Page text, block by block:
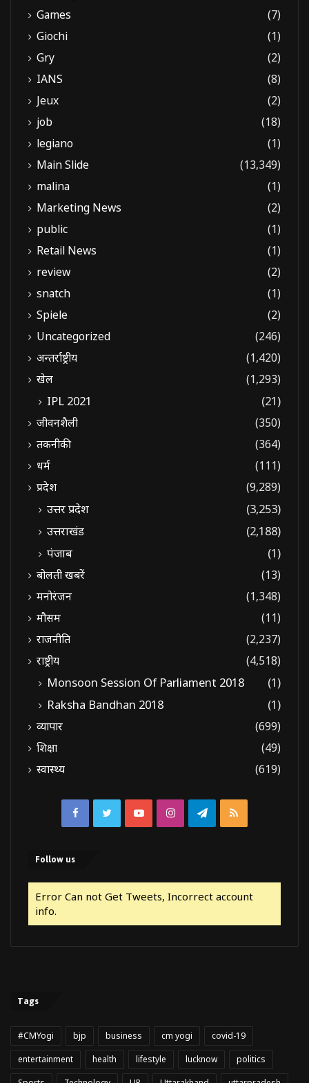
Games
(7)
Giochi
(1)
Gry
(2)
IANS
(8)
Jeux
(2)
job
(18)
legiano
(1)
Main Slide
(13,349)
malina
(1)
Marketing News
(2)
public
(1)
Retail News
(1)
review
(2)
snatch
(1)
Spiele
(2)
Uncategorized
(246)
अन्तर्राष्ट्रीय
(1,420)
खेल
(1,293)
IPL 2021 (21)
जीवनशैली
(350)
तकनीकी
(364)
धर्म
(111)
प्रदेश
(9,289)
उत्तर प्रदेश
(3,253)
उत्तराखंड
(2,188)
पंजाब
(1)
बोलती खबरें
(13)
मनोरंजन
(1,348)
मौसम
(11)
राजनीति
(2,237)
राष्ट्रीय
(4,518)
Monsoon Session Of Parliament 2018
(1)
Raksha Bandhan 2018
(1)
व्यापार
(699)
शिक्षा
(49)
स्वास्थ्य
(619)
FacebookTwitterYouTubeInstagramTelegram
RSS
Follow us
Error Can not Get Tweets, Incorrect account
info.
Tags
#CMYogi bjp business cm yogi
covid-19
entertainment
health lifestyle lucknow
politics